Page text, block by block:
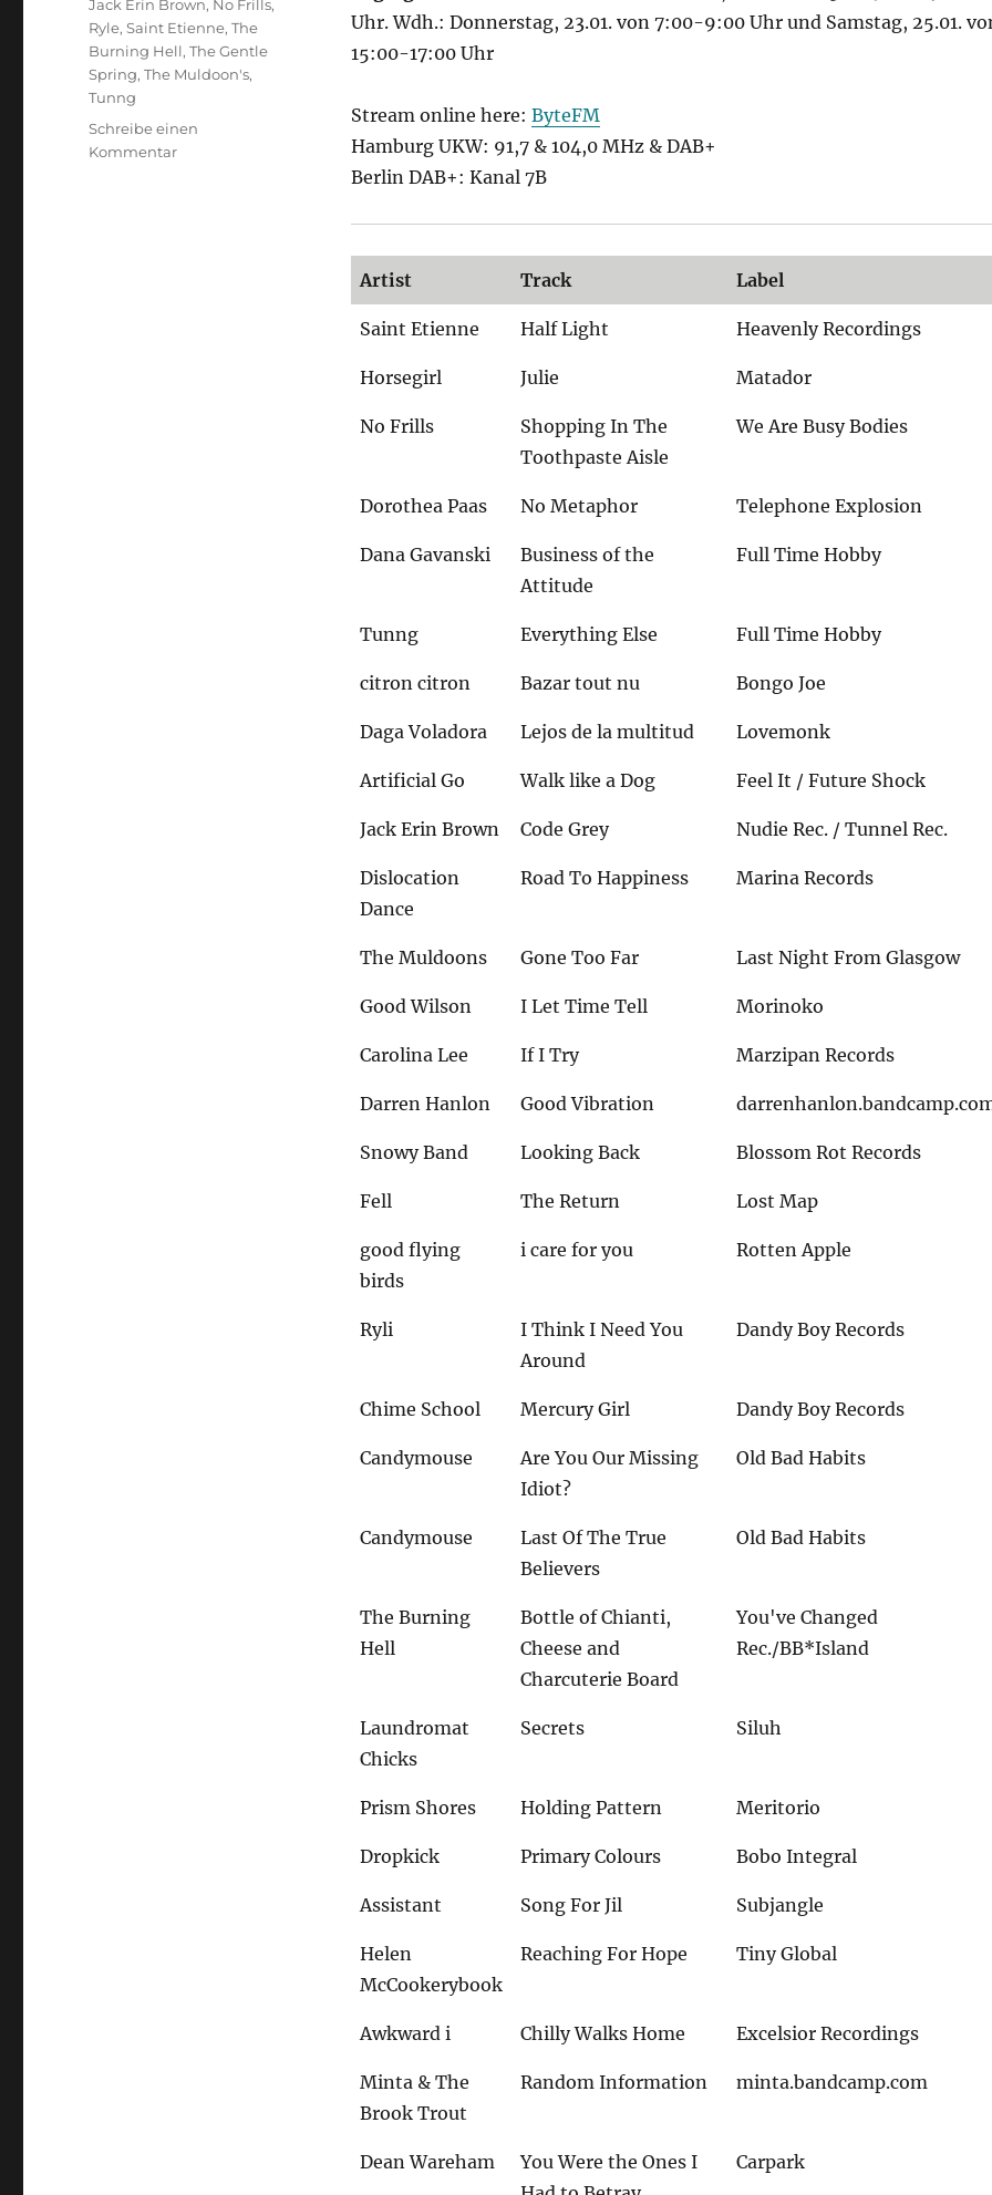
Uhr. Wdh.: Donnerstag, 23.01. von 7:00-9:00 Uhr und Samstag, 25.01.
15:00-17:00 Uhr
Stream online here: ByteFM
Hamburg UKW: 91,7 & 104,0 MHz & DAB+
Berlin DAB+: Kanal 7B
Artist Track Label
Saint Etienne Half Light Heavenly Recordings
Horsegirl Julie Matador
No Frills
Shopping In The
Toothpaste Aisle
We Are Busy Bodies
Dorothea Paas No Metaphor Telephone Explosion
Dana Gavanski
Business of the
Attitude
Full Time Hobby
Tunng Everything Else Full Time Hobby
citron citron Bazar tout nu Bongo Joe
Daga Voladora Lejos de la multitud Lovemonk
Artificial Go Walk like a Dog Feel It / Future Shock
Jack Erin Brown Code Grey Nudie Rec. / Tunnel Rec.
Dislocation
Dance
Road To Happiness Marina Records
The Muldoons Gone Too Far Last Night From Glasgow
Good Wilson I Let Time Tell Morinoko
Carolina Lee If I Try Marzipan Records
Darren Hanlon Good Vibration
Snowy Band Looking Back Blossom Rot Records
Fell The Return Lost Map
good flying
birds
i care for you Rotten Apple
Ryli
I Think I Need You
Around
Dandy Boy Records
Chime School Mercury Girl Dandy Boy Records
Candymouse
Are You Our Missing
Idiot?
Old Bad Habits
Candymouse
Last Of The True
Believers
Old Bad Habits
The Burning
Hell
Bottle of Chianti,
Cheese and
Charcuterie Board
You've Changed
Rec./BB*Island
Laundromat
Chicks
Secrets Siluh
Prism Shores Holding Pattern Meritorio
Dropkick Primary Colours Bobo Integral
Assistant Song For Jil Subjangle
Helen
McCookerybook
Reaching For Hope Tiny Global
Awkward i Chilly Walks Home Excelsior Recordings
Minta & The
Brook Trout
Random Information minta.bandcamp.com
Dean Wareham
You Were the Ones I
Carpark
Jack Erin Brown, No Frills,
Ryle,Saint Etienne,The
Burning Hell,The Gentle
Spring,The Muldoon's,
Tunng
Schreibe einen
Kommentarzu